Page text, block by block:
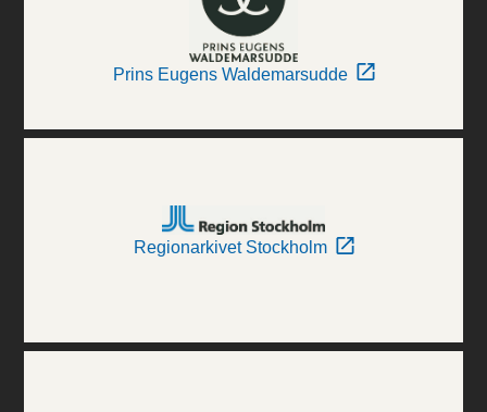
Prins Eugens Waldemarsudde
Regionarkivet Stockholm